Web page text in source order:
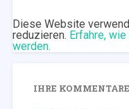
Diese Website
reduzieren. Erfahre,
werden.
IHRE KOMMENTARE